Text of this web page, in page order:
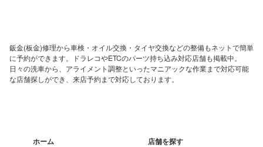
鈑金(板金)修理から車検・オイル交換・タイヤ交換などの整備もネットで簡単
に予約ができます。ドラレコやETCのパーツ持ち込み対応店舗も掲載中。
日々の洗車から、アライメント調整といったマニアックな作業まで対応可能
な店舗探しができ、来店予約まで対応しております。
ホーム 店舗を探す